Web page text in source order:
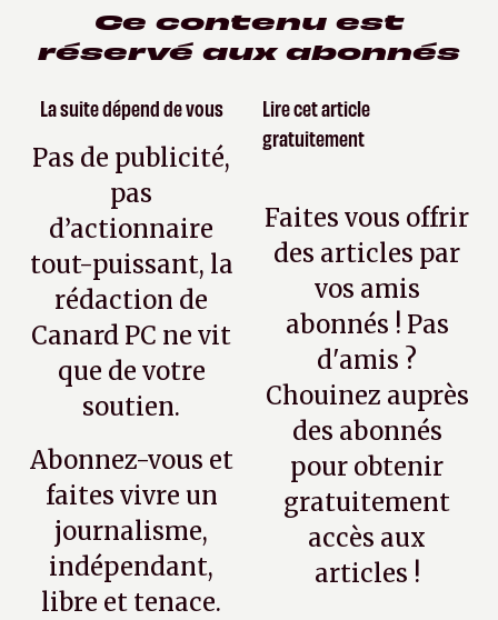
Ce contenu est
réservé aux abonnés
La suite dépend de vous
Pas de publicité,
pas
d’actionnaire
tout-puissant, la
rédaction de
Canard PC ne vit
que de votre
soutien.
Abonnez-vous et
faites vivre un
journalisme,
indépendant,
libre et tenace.
Lire cet article
gratuitement
Faites vous offrir
des articles par
vos amis
abonnés ! Pas
d'amis ?
Chouinez auprès
des abonnés
pour obtenir
gratuitement
accès aux
articles !